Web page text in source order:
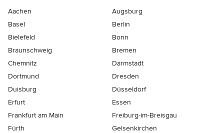
Aachen
Augsburg
Basel
Berlin
Bielefeld
Bonn
Braunschweig
Bremen
Chemnitz
Darmstadt
Dortmund
Dresden
Duisburg
Düsseldorf
Erfurt
Essen
Frankfurt am Main
Freiburg-im-Breisgau
Fürth
Gelsenkirchen